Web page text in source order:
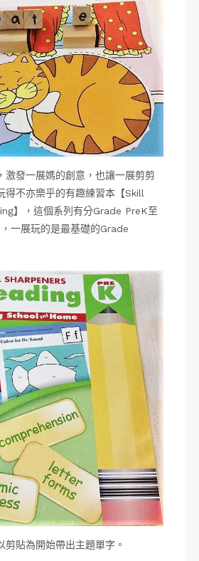
激發一展媽的創意，也讓一展剪剪
得不亦樂乎的有趣練習本【Skill
】，這個系列有分Grade PreK至
一展玩的是最基礎的Grade
剪貼為開始帶出主題單字。